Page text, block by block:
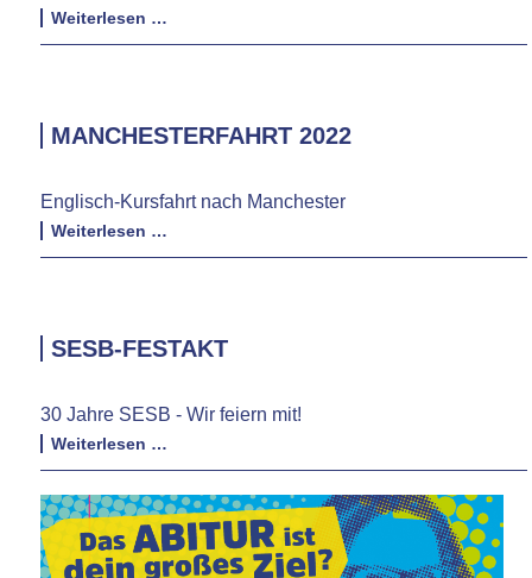
Weiterlesen …
MANCHESTERFAHRT 2022
Englisch-Kursfahrt nach Manchester
Weiterlesen …
2022
SESB-FESTAKT
30 Jahre SESB - Wir feiern mit!
Weiterlesen …
Festakt